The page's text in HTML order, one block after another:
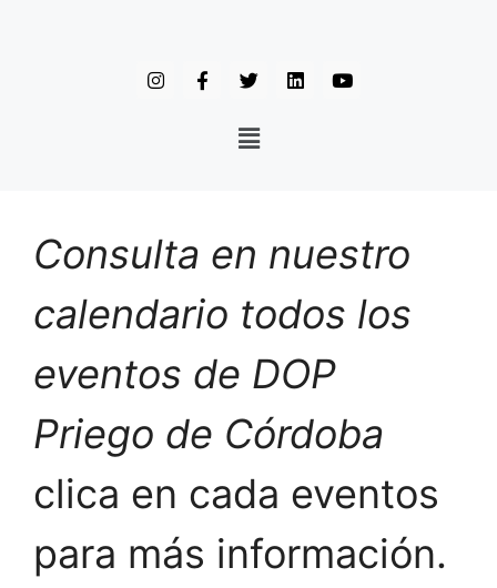
Consulta en nuestro
calendario todos los
eventos de DOP
Priego de Córdoba
clica en cada eventos
para más información.